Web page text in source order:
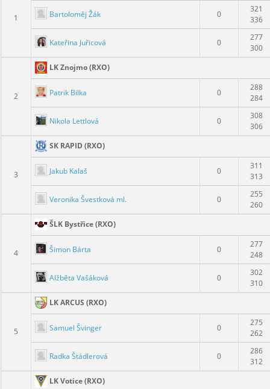
1 Bartoloměj Žák 0
321
336
Kateřina Juřicová 0
277
300
2
LK Znojmo (RXO)
Patrik Bilka 0
288
284
Nikola Lettlová 0
308
306
3
SK RAPID (RXO)
Jakub Kalaš 0
311
313
Veronika Švestková ml. 0
255
260
4
ŠLK Bystřice (RXO)
Šimon Bárta 0
277
248
Alžběta Vašáková 0
302
310
5
LK ARCUS (RXO)
Samuel Švinger 0
275
262
Radka Štádlerová 0
286
312
LK Votice (RXO)